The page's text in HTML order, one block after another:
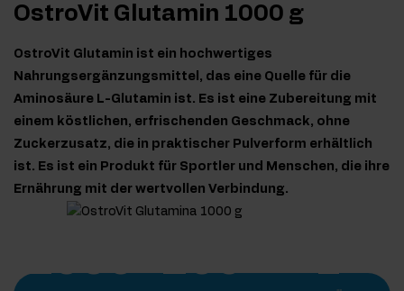
OstroVit Glutamin 1000 g
OstroVit Glutamin ist ein hochwertiges
Nahrungsergänzungsmittel, das eine Quelle für die
Aminosäure L-Glutamin ist. Es ist eine Zubereitung mit
einem köstlichen, erfrischenden Geschmack, ohne
Zuckerzusatz, die in praktischer Pulverform erhältlich
ist. Es ist ein Produkt für Sportler und Menschen, die ihre
Ernährung mit der wertvollen Verbindung.
1000 200 1